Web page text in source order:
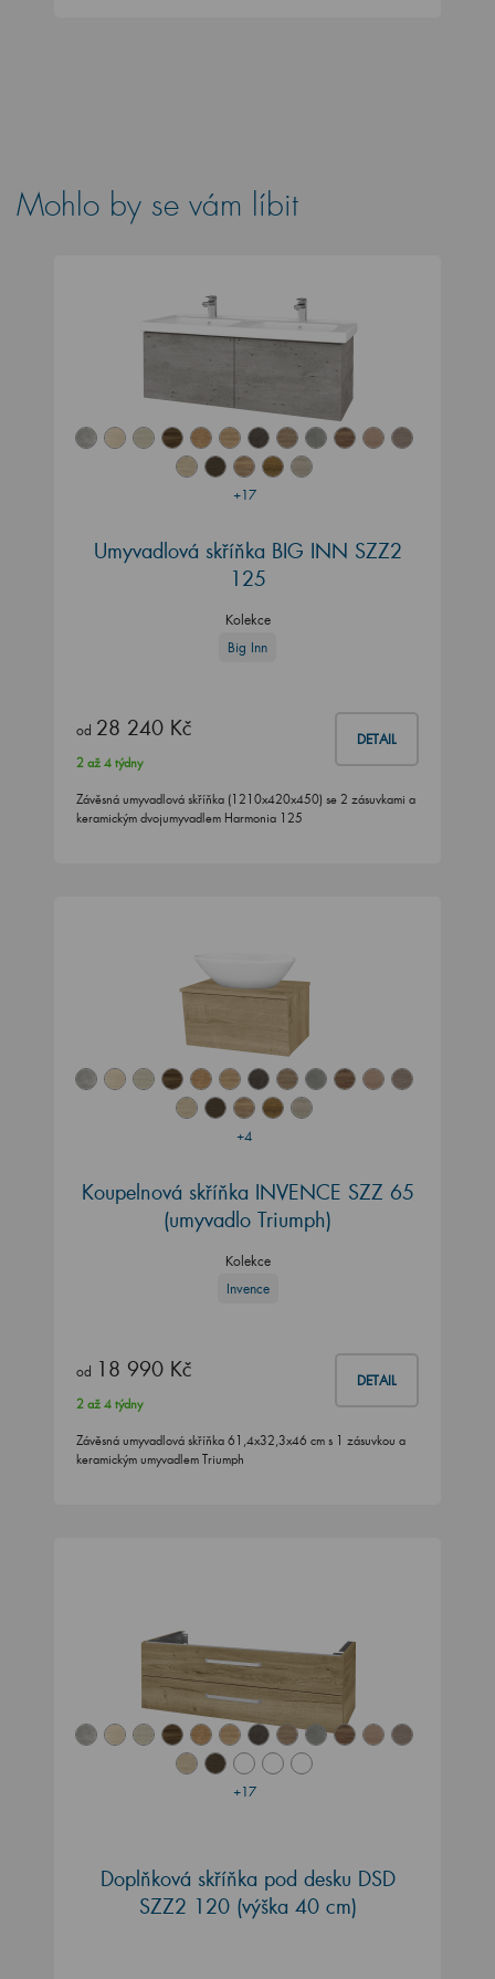
Mohlo by se vám líbit
+17
Umyvadlová skříňka BIG INN SZZ2
125
Kolekce
Big Inn
od 28 240 Kč DETAIL
2 až 4 týdny
Závěsná umyvadlová skříňka (1210x420x450) se 2 zásuvkami a
keramickým dvojumyvadlem Harmonia 125
+4
Koupelnová skříňka INVENCE SZZ 65
(umyvadlo Triumph)
Kolekce
Invence
od 18 990 Kč DETAIL
2 až 4 týdny
Závěsná umyvadlová skříňka 61,4x32,3x46 cm s 1 zásuvkou a
keramickým umyvadlem Triumph
+17
Doplňková skříňka pod desku DSD
SZZ2 120 (výška 40 cm)